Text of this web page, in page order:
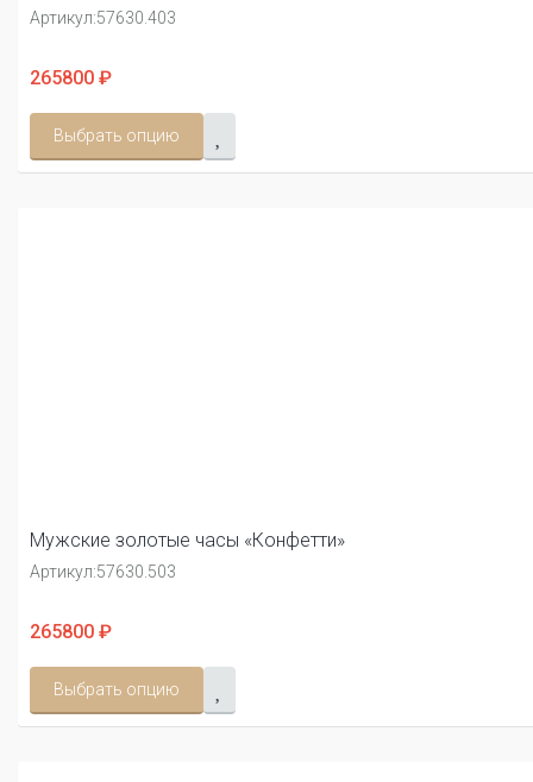
Артикул:57630.403
265800 ₽
Выбрать опцию
Мужские золотые часы «Конфетти»
Артикул:57630.503
265800 ₽
Выбрать опцию